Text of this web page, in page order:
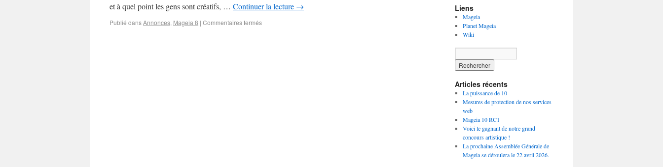
et à quel point les gens sont créatifs, … Continuer la lecture →
Publié dansAnnonces, Mageia 8 | Commentaires fermés
Liens
Mageia
Planet Mageia
Wiki
Articles récents
La puissance de 10
Mesures de protection de nos services
web
Mageia 10 RC1
Voici le gagnant de notre grand
concours artistique !
La prochaine Assemblée Générale de
Mageia se déroulera le 22 avril 2026.